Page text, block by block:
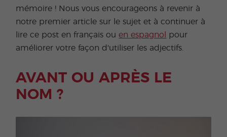
mémoire ! Nous vous encourageons à revenir à
notre premier article sur le sujet et à continuer à
lire ce post en français ouen espagnol
pour
améliorer votre façon d'utiliser les adjectifs.
AVANT OU APRÈS LE
NOM ?